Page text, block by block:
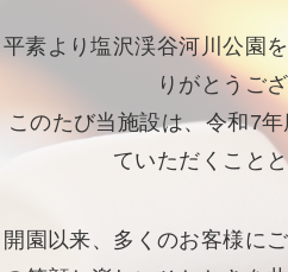
平素より塩沢渓谷河川公園
りがとうご
このたび当施設は、令和7
ていただくこと
開園以来、多くのお客様に